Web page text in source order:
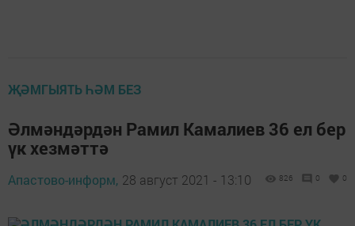
ҖӘМГЫЯТЬ ҺӘМ БЕЗ
Әлмәндәрдән Рамил Камалиев 36 ел бер
үк хезмәттә
Апастово-информ, 28 август 2021 - 13:10 826 0 0